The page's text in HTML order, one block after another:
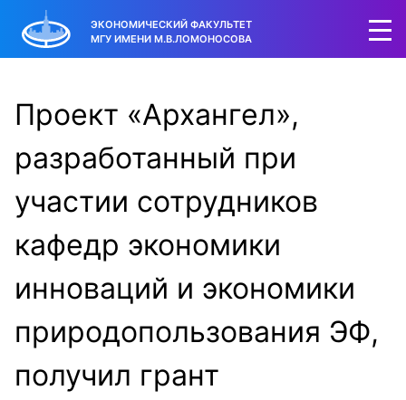
ЭКОНОМИЧЕСКИЙ ФАКУЛЬТЕТ
МГУ ИМЕНИ М.В.ЛОМОНОСОВА
Проект «Архангел»,
разработанный при
участии сотрудников
кафедр экономики
инноваций и экономики
природопользования ЭФ,
получил грант